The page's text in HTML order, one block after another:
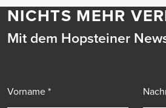
NICHTS MEHR
Mit dem Hopsteiner